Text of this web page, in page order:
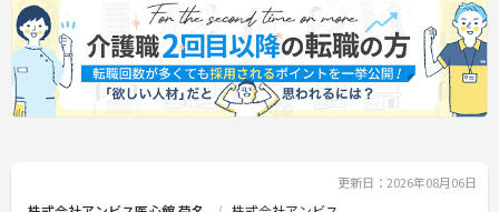
連携の体制がしっかりと整っています。働き方の面
では、夜勤明けの翌日が原則として公休となるほ
か、月平均の残業時間も5時間から7時間程度とかな
り少なめです。常勤スタッフの比率が90パーセント
を超えているため急な勤務変更が発生しにくく、あ
らかじめ決められた訪問予定表に沿って規則正しく
専門性を着実に深めていける環境が用意されていま
す。
更新日：2026年08月06日